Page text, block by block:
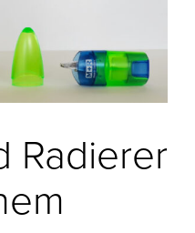
Radierer